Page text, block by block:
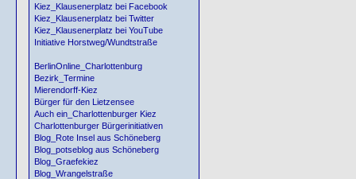
Kiez_Klausenerplatz bei Facebook
Kiez_Klausenerplatz bei Twitter
Kiez_Klausenerplatz bei YouTube
Initiative Horstweg/Wundtstraße
BerlinOnline_Charlottenburg
Bezirk_Termine
Mierendorff-Kiez
Bürger für den Lietzensee
Auch ein_Charlottenburger Kiez
Charlottenburger Bürgerinitiativen
Blog_Rote Insel aus Schöneberg
Blog_potseblog aus Schöneberg
Blog_Graefekiez
Blog_Wrangelstraße